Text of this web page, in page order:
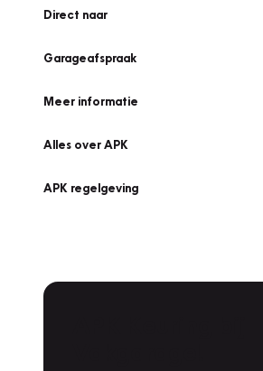
Direct naar
Garageafspraak
Meer informatie
Alles over APK
APK regelgeving